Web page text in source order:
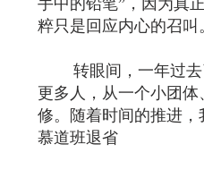
手中的铅笔”，因为真
粹只是回应内心的召
更多人，从一个小团
修。随着时间的推进
慕道班退省